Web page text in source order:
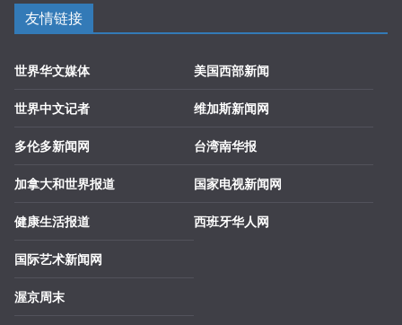
友情链接
世界华文媒体
世界中文记者
多伦多新闻网
加拿大和世界报道
健康生活报道
国际艺术新闻网
渥京周末
美国西部新闻
维加斯新闻网
台湾南华报
国家电视新闻网
西班牙华人网